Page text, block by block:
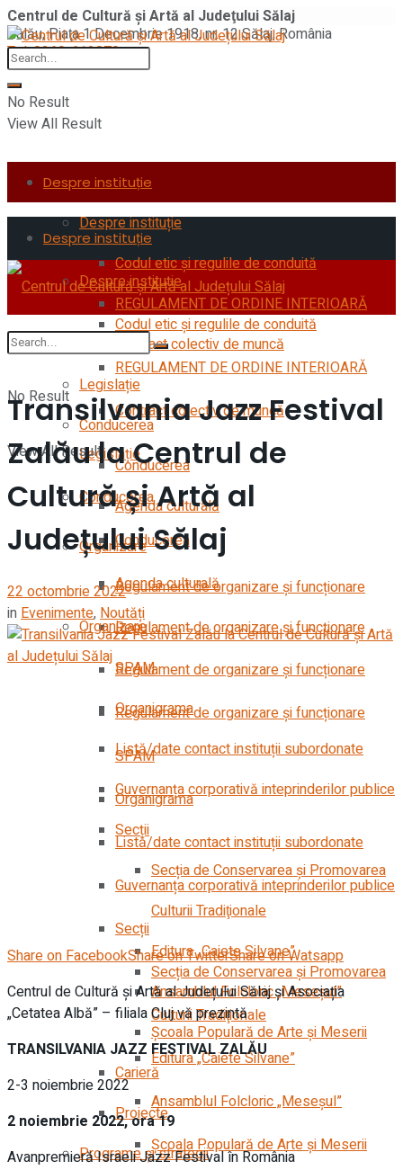
Centrul de Cultură şi Artă al Judeţului Sălaj
Zalău, Piaţa 1 Decembrie 1918, nr. 12 Sălaj, România
Tel: 0260-612870
No Result
View All Result
Despre instituție
Despre instituție
Codul etic şi regulile de conduită
REGULAMENT DE ORDINE INTERIOARĂ
Contract colectiv de muncă
Legislație
Conducerea
Conducerea
Agenda culturală
Organizare
Regulament de organizare și funcționare
Regulament de organizare și funcționare
SPAM
Organigrama
Listă/date contact instituții subordonate
Guvernanța corporativă inteprinderilor publice
Secții
Secția de Conservarea şi Promovarea
Culturii Tradiţionale
Editura „Caiete Silvane”
Ansamblul Folcloric „Meseşul”
Școala Populară de Arte și Meserii
Carieră
Proiecte
Programe și strategii
Despre instituție
Despre instituție
Codul etic şi regulile de conduită
REGULAMENT DE ORDINE INTERIOARĂ
Contract colectiv de muncă
Legislație
Conducerea
Conducerea
Agenda culturală
Organizare
Regulament de organizare și funcționare
Regulament de organizare și funcționare
SPAM
Organigrama
Listă/date contact instituții subordonate
Guvernanța corporativă inteprinderilor publice
Secții
Secția de Conservarea şi Promovarea
Culturii Tradiţionale
Editura „Caiete Silvane”
Ansamblul Folcloric „Meseşul”
Școala Populară de Arte și Meserii
No Result
View All Result
Transilvania Jazz Festival
Zalău la Centrul de
Cultură și Artă al
Județului Sălaj
22 octombrie 2022
inEvenimente,Noutăți
Share on FacebookShare on TwitterShare on Watsapp
Centrul de Cultură și Artă al Județului Sălaj și Asociația
„Cetatea Albă” – filiala Cluj vă prezintă
TRANSILVANIA JAZZ FESTIVAL ZALĂU
2-3 noiembrie 2022
2 noiembrie 2022, ora 19
Avanpremieră Israeli Jazz Festival în România